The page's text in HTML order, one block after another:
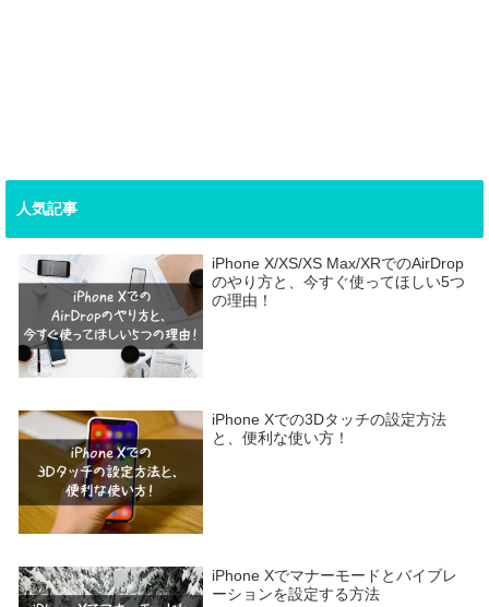
人気記事
iPhone X/XS/XS Max/XRでのAirDrop
のやり方と、今すぐ使ってほしい5つ
の理由！
iPhone Xでの3Dタッチの設定方法
と、便利な使い方！
iPhone Xでマナーモードとバイブレ
ーションを設定する方法